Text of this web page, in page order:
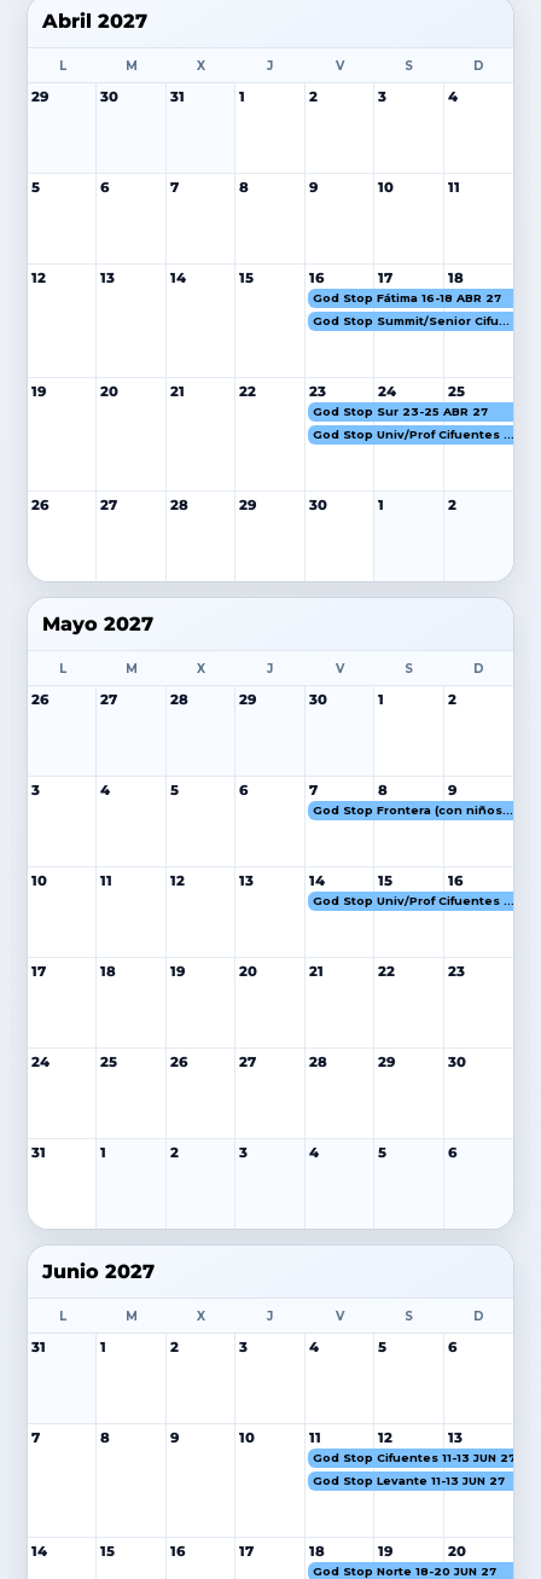
Abril 2027
L M X J V S D
29 30 31 1 2 3 4
5 6 7 8 9 10 11
12 13 14 15 16 17 18
God Stop Fátima 16-18 ABR 27
God Stop Summit/Senior Cifuentes 16-18 ABR 27
19 20 21 22 23 24 25
God Stop Sur 23-25 ABR 27
26 27 28 29 30 1 2
Mayo 2027
L M X J V S D
26 27 28 29 30 1 2
3 4 5 6 7 8 9
God Stop Frontera (con niños) Cifuentes 7-9 MAY 27
10 11 12 13 14 15 16
17 18 19 20 21 22 23
24 25 26 27 28 29 30
31 1 2 3 4 5 6
Junio 2027
L M X J V S D
31 1 2 3 4 5 6
7 8 9 10 11 12 13
God Stop Cifuentes 11-13 JUN 27
God Stop Levante 11-13 JUN 27
14 15 16 17 18 19 20
God Stop Norte 18-20 JUN 27